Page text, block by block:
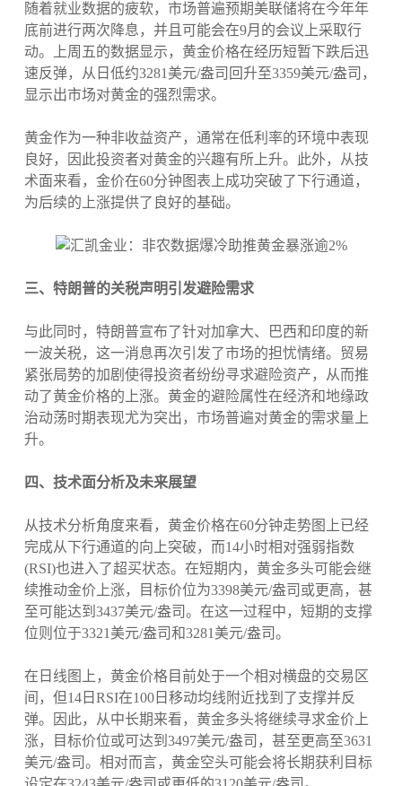
随着就业数据的疲软，市场普遍预期美联储将在今年年
底前进行两次降息，并且可能会在9月的会议上采取行
动。上周五的数据显示，黄金价格在经历短暂下跌后迅
速反弹，从日低约3281美元/盎司回升至3359美元/盎司，
显示出市场对黄金的强烈需求。
黄金作为一种非收益资产，通常在低利率的环境中表现
良好，因此投资者对黄金的兴趣有所上升。此外，从技
术面来看，金价在60分钟图表上成功突破了下行通道，
为后续的上涨提供了良好的基础。
三、特朗普的关税声明引发避险需求
与此同时，特朗普宣布了针对加拿大、巴西和印度的新
一波关税，这一消息再次引发了市场的担忧情绪。贸易
紧张局势的加剧使得投资者纷纷寻求避险资产，从而推
动了黄金价格的上涨。黄金的避险属性在经济和地缘政
治动荡时期表现尤为突出，市场普遍对黄金的需求量上
升。
四、技术面分析及未来展望
从技术分析角度来看，黄金价格在60分钟走势图上已经
完成从下行通道的向上突破，而14小时相对强弱指数
(RSI)也进入了超买状态。在短期内，黄金多头可能会继
续推动金价上涨，目标价位为3398美元/盎司或更高，甚
至可能达到3437美元/盎司。在这一过程中，短期的支撑
位则位于3321美元/盎司和3281美元/盎司。
在日线图上，黄金价格目前处于一个相对横盘的交易区
间，但14日RSI在100日移动均线附近找到了支撑并反
弹。因此，从中长期来看，黄金多头将继续寻求金价上
涨，目标价位或可达到3497美元/盎司，甚至更高至3631
美元/盎司。相对而言，黄金空头可能会将长期获利目标